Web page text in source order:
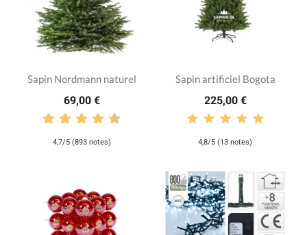
Sapin Nordmann naturel
69,00 €
4,7/5 (893 notes)
Sapin artificiel Bogota
225,00 €
4,8/5 (13 notes)